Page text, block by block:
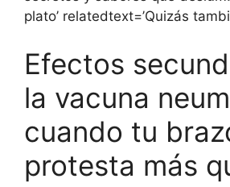
plato’ relatedtext=’Quizás
Efectos
la vacuna
cuando tu
protesta más